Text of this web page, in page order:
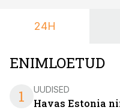
24H
ENIMLOETUD
1
UUDISED
Havas Estonia